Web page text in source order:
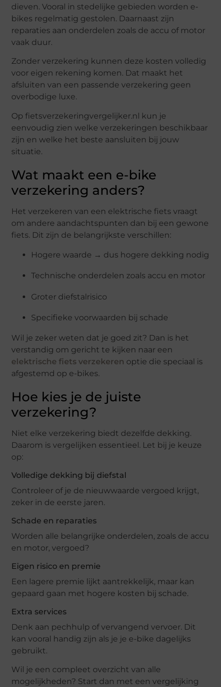
dieven. Vooral in stedelijke gebieden worden e-
bikes regelmatig gestolen. Daarnaast zijn
reparaties aan onderdelen zoals de accu of motor
vaak duur.
Zonder verzekering kunnen deze kosten volledig
voor eigen rekening komen. Dat maakt het
afsluiten van een passende verzekering geen
overbodige luxe.
Op fietsverzekeringvergelijker.nl kun je
eenvoudig zien welke verzekeringen beschikbaar
zijn en welke het beste aansluiten bij jouw
situatie.
Wat maakt een e-bike
verzekering anders?
Het verzekeren van een elektrische fiets vraagt
om andere aandachtspunten dan bij een gewone
fiets. Dit zijn de belangrijkste verschillen:
Hogere waarde → dus hogere dekking nodig
Technische onderdelen zoals accu en motor
Groter diefstalrisico
Specifieke voorwaarden bij schade
Wil je zeker weten dat je goed zit? Dan is het
verstandig om gericht te kijken naar een
elektrische fiets verzekeren optie die speciaal is
afgestemd op e-bikes.
Hoe kies je de juiste
verzekering?
Niet elke verzekering biedt dezelfde dekking.
Daarom is vergelijken essentieel. Let bij je keuze
op:
Volledige dekking bij diefstal
Controleer of je de nieuwwaarde vergoed krijgt,
zeker in de eerste jaren.
Schade en reparaties
Worden alle belangrijke onderdelen, zoals de accu
en motor, vergoed?
Eigen risico en premie
Een lagere premie lijkt aantrekkelijk, maar kan
gepaard gaan met hogere kosten bij schade.
Extra services
Denk aan pechhulp of vervangend vervoer. Dit
kan vooral handig zijn als je je e-bike dagelijks
gebruikt.
Wil je een compleet overzicht van alle
mogelijkheden? Start dan met een vergelijking